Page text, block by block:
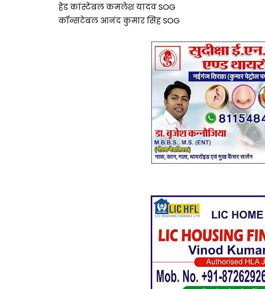
हेड कांस्टेबल कमलेश यादव SOG
कॉन्सटेबल आनंद कुमार सिंह SOG